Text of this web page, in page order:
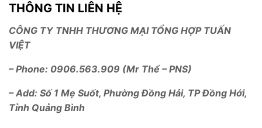
THÔNG TIN LIÊN HỆ
CÔNG TY TNHH THƯƠNG MẠI TỔNG HỢP TUẤN
VIỆT
– Phone: 0906.563.909 (Mr Thể – PNS)
– Add: Số 1 Mẹ Suốt, Phường Đồng Hải, TP Đồng Hới,
Tỉnh Quảng Bình